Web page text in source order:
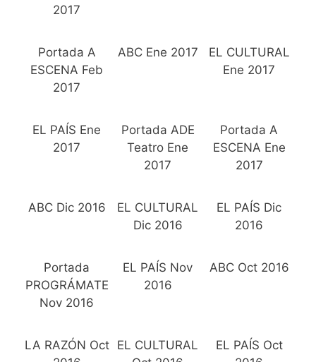
2017
Portada A
ESCENA Feb
2017
ABC Ene 2017
EL CULTURAL
Ene 2017
EL PAÍS Ene
2017
Portada ADE
Teatro Ene
2017
Portada A
ESCENA Ene
2017
ABC Dic 2016
EL CULTURAL
Dic 2016
EL PAÍS Dic
2016
Portada
PROGRÁMATE
Nov 2016
EL PAÍS Nov
2016
ABC Oct 2016
LA RAZÓN Oct
EL CULTURAL
EL PAÍS Oct